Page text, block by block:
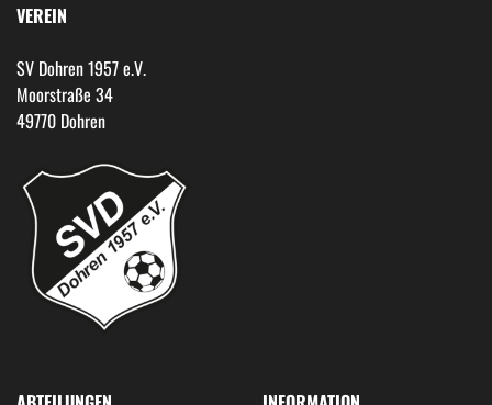
VEREIN
SV Dohren 1957 e.V.
Moorstraße 34
49770 Dohren